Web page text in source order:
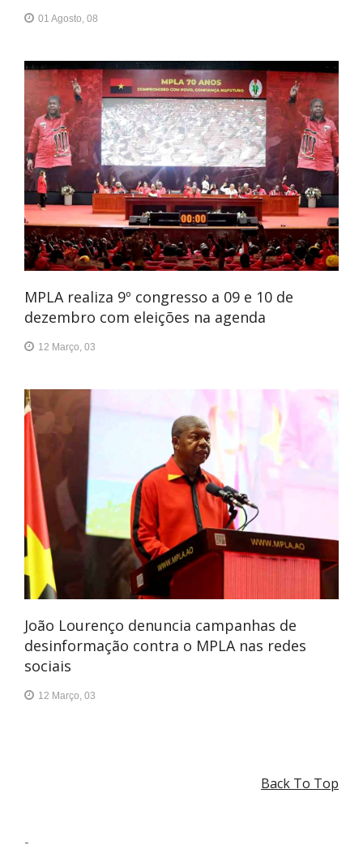
01 Agosto, 08
MPLA realiza 9º congresso a 09 e 10 de
dezembro com eleições na agenda
12 Março, 03
João Lourenço denuncia campanhas de
desinformação contra o MPLA nas redes
sociais
12 Março, 03
Back To Top
-